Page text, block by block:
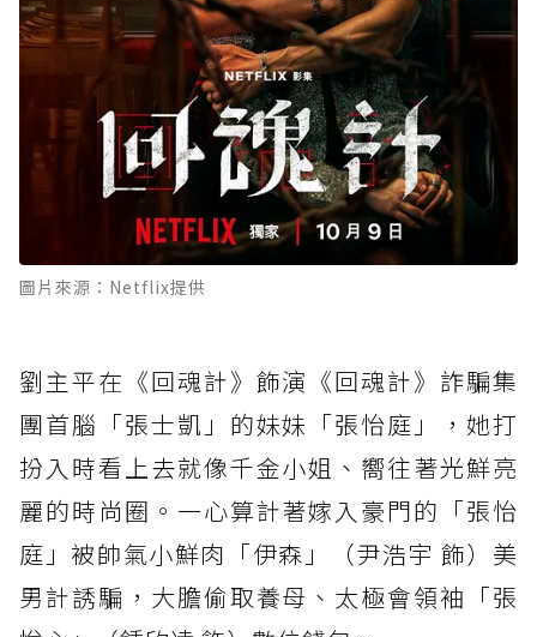
圖片來源：Netflix提供
劉主平在《回魂計》飾演《回魂計》詐騙集
團首腦「張士凱」的妹妹「張怡庭」，她打
扮入時看上去就像千金小姐、嚮往著光鮮亮
麗的時尚圈。一心算計著嫁入豪門的「張怡
庭」被帥氣小鮮肉「伊森」（尹浩宇 飾）美
男計誘騙，大膽偷取養母、太極會領袖「張